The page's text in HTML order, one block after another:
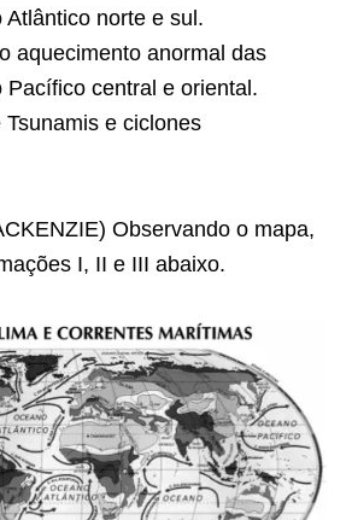
norte e sul.
aquecimento anormal das
Pacífico central e oriental.
e ciclones
Observando o mapa,
I, II e III abaixo.